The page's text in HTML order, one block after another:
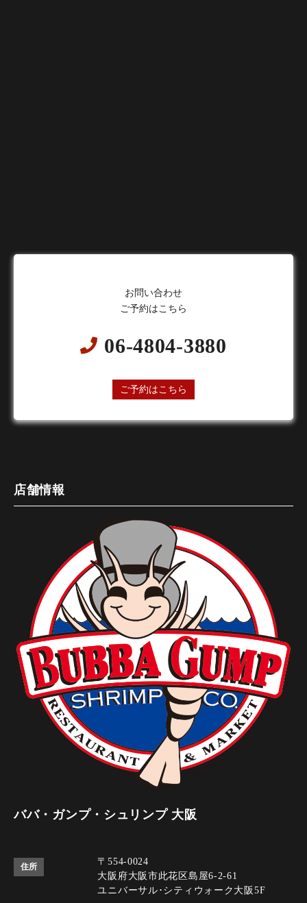
お問い合わせ
ご予約はこちら
06-4804-3880
ご予約はこちら
店舗情報
ババ・ガンプ・シュリンプ 大阪
住所
〒554-0024
大阪府大阪市此花区島屋6-2-61
ユニバーサル･シティウォーク大阪5F